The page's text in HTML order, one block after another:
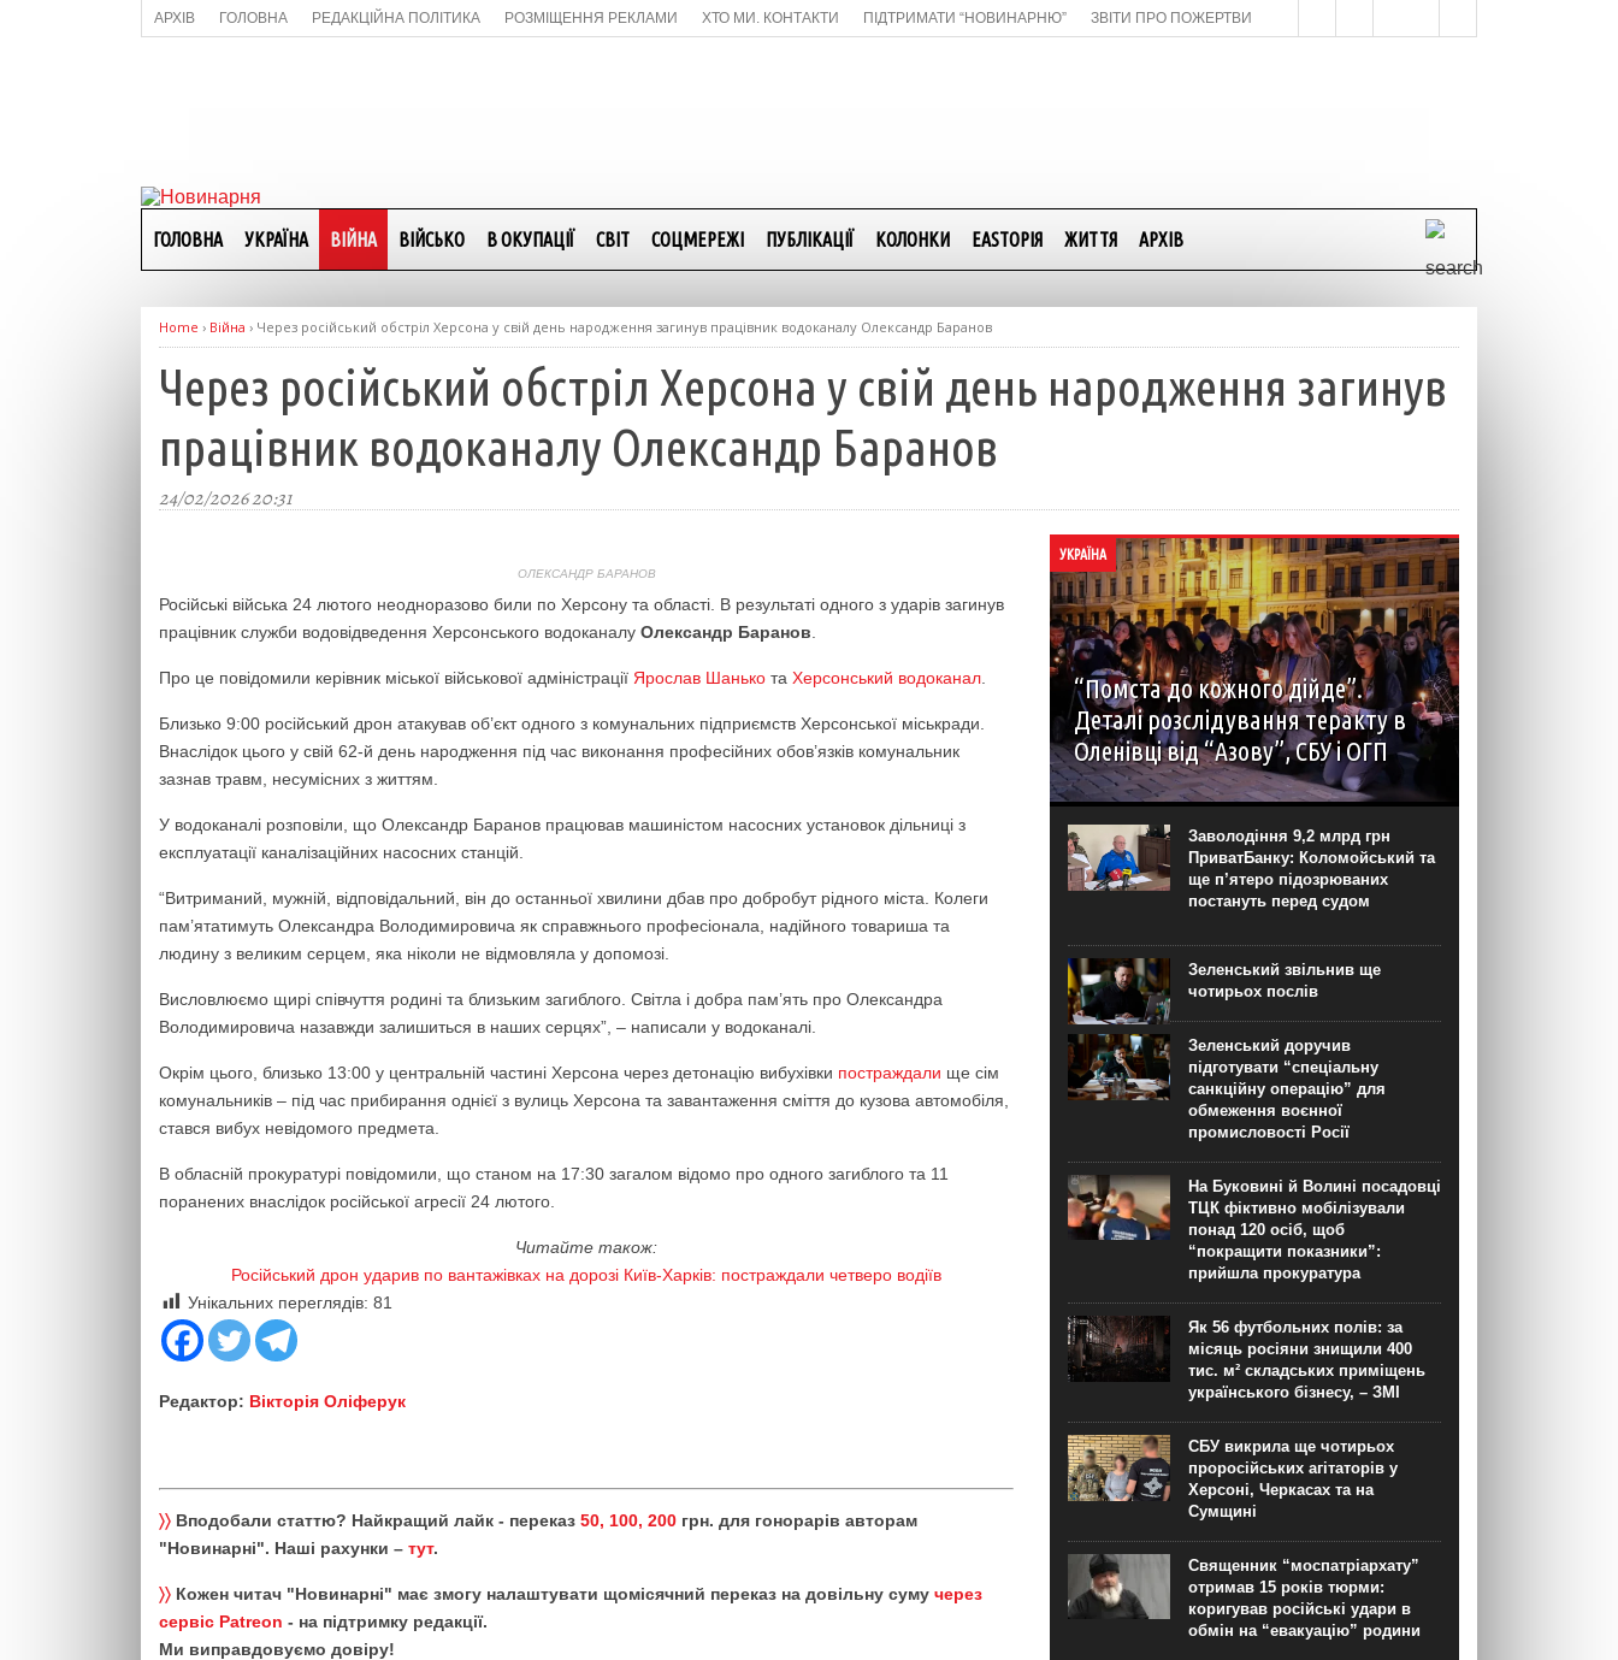
АРХІВ ГОЛОВНА РЕДАКЦІЙНА ПОЛІТИКА РОЗМІЩЕННЯ РЕКЛАМИ ХТО МИ. КОНТАКТИ ПІДТРИМАТИ “НОВИНАРНЮ” ЗВІТИ ПРО ПОЖЕРТВИ
ГОЛОВНА УКРАЇНА ВІЙНА ВІЙСЬКО В ОКУПАЦІЇ СВІТ СОЦМЕРЕЖІ ПУБЛІКАЦІЇ КОЛОНКИ EASTОРІЯ ЖИТТЯ АРХІВ
Home › Війна › Через російський обстріл Херсона у свій день народження загинув працівник водоканалу Олександр Баранов
Через російський обстріл Херсона у свій день народження загинув
працівник водоканалу Олександр Баранов
24/02/2026 20:31
ОЛЕКСАНДР БАРАНОВ
Російські війська 24 лютого неодноразово били по Херсону та області. В результаті одного з ударів загинув
працівник служби водовідведення Херсонського водоканалу Олександр Баранов
Про це повідомили керівник міської військової адміністрації Ярослав Шанько та Херсонський водоканал
Близько 9:00 російський дрон атакував об’єкт одного з комунальних підприємств Херсонської міськради.
Внаслідок цього у свій 62-й день народження під час виконання професійних обов’язків комунальник
зазнав травм, несумісних з життям.
У водоканалі розповіли, що Олександр Баранов працював машиністом насосних установок дільниці з
експлуатації каналізаційних насосних станцій.
“Витриманий, мужній, відповідальний, він до останньої хвилини дбав про добробут рідного міста. Колеги
пам’ятатимуть Олександра Володимировича як справжнього професіонала, надійного товариша та
людину з великим серцем, яка ніколи не відмовляла у допомозі.
Висловлюємо щирі співчуття родині та близьким загиблого. Світла і добра пам’ять про Олександра
Володимировича назавжди залишиться в наших серцях”, – написали у водоканалі.
Окрім цього, близько 13:00 у центральній частині Херсона через детонацію вибухівки постраждали ще сім
комунальників – під час прибирання однієї з вулиць Херсона та завантаження сміття до кузова автомобіля,
стався вибух невідомого предмета.
В обласній прокуратурі повідомили, що станом на 17:30 загалом відомо про одного загиблого та 11
поранених внаслідок російської агресії 24 лютого.
Читайте також:
Російський дрон ударив по вантажівках на дорозі Київ-Харків: постраждали четверо водіїв
Унікальних переглядів: 81
Редактор: Вікторія Оліферук
〉〉 Вподобали статтю? Найкращий лайк - переказ 50, 100, 200 грн. для гонорарів авторам
"Новинарні". Наші рахунки – тут.
〉〉 Кожен читач "Новинарні" має змогу налаштувати щомісячний переказ на довільну суму через
сервіс Patreon - на підтримку редакції.
Ми виправдовуємо довіру!
УКРАЇНА
“Помста до кожного дійде”.
Деталі розслідування теракту в
Оленівці від “Азову”, СБУ і ОГП
автор: Наталія Терамае 28 липня рідні вцілілих
“азовців” в Оленівці виступили із шокуючою
заявою. Мовляв, списки полонених у “бараці
200”, де стався вибух, укладав полонений
представник корпусу. Заява...
Заволодіння 9,2 млрд грн
ПриватБанку: Коломойський та
ще п’ятеро підозрюваних
постануть перед судом
Зеленський звільнив ще
чотирьох послів
Зеленський доручив
підготувати “спеціальну
санкційну операцію” для
обмеження воєнної
промисловості Росії
На Буковині й Волині посадовці
ТЦК фіктивно мобілізували
понад 120 осіб, щоб
“покращити показники”:
прийшла прокуратура
Як 56 футбольних полів: за
місяць росіяни знищили 400
тис. м² складських приміщень
українського бізнесу, – ЗМІ
СБУ викрила ще чотирьох
проросійських агітаторів у
Херсоні, Черкасах та на
Сумщині
Священник “моспатріархату”
отримав 15 років тюрми:
коригував російські удари в
обмін на “евакуацію” родини